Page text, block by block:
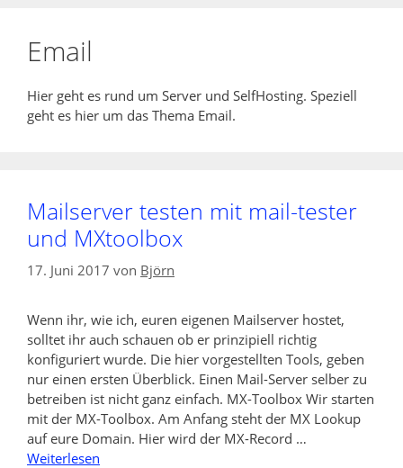
Email
Hier geht es rund um Server und SelfHosting. Speziell
geht es hier um das Thema Email.
Mailserver testen mit mail-tester
und MXtoolbox
17. Juni 2017 von Björn
Wenn ihr, wie ich, euren eigenen Mailserver hostet,
solltet ihr auch schauen ob er prinzipiell richtig
konfiguriert wurde. Die hier vorgestellten Tools, geben
nur einen ersten Überblick. Einen Mail-Server selber zu
betreiben ist nicht ganz einfach. MX-Toolbox Wir starten
mit der MX-Toolbox. Am Anfang steht der MX Lookup
auf eure Domain. Hier wird der MX-Record …
Weiterlesen